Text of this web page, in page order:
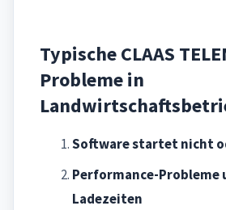
Typische CLAAS
Probleme in
Software startet nicht
Performance-Probleme
Ladezeiten